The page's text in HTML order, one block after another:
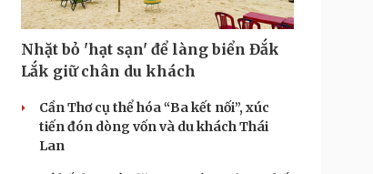
Nhặt bỏ 'hạt sạn' để làng biển Đắk
Lắk giữ chân du khách
Cần Thơ cụ thể hóa “Ba kết nối”, xúc
tiến đón dòng vốn và du khách Thái
Lan